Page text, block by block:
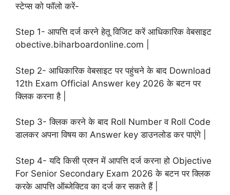
स्टेप्स को फॉलो करें-
Step 1- आपत्ति दर्ज करने हेतू विजिट करें आधिकारिक वेबसाइट
obective.biharboardonline.com |
Step 2- आधिकारिक वेबसाइट पर पहुंचने के बाद Download
12th Exam Official Answer key 2026 के बटन पर
क्लिक करना है |
Step 3- क्लिक करने के बाद Roll Number व Roll Code
डालकर अपना विषय का Answer key डाउनलोड कर पाएंगे |
Step 4- यदि किसी प्रश्न में आपत्ति दर्ज करना हो Objective
For Senior Secondary Exam 2026 के बटन पर क्लिक
करके आपत्ति ऑब्जेक्टिव का दर्ज कर सकते हैं |